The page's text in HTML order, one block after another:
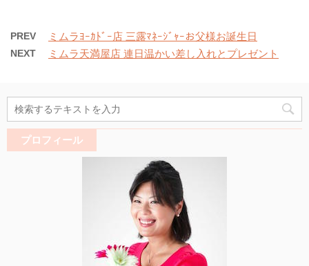
PREV ミムラﾖｰｶﾄﾞｰ店 三露ﾏﾈｰｼﾞｬｰお父様お誕生日
NEXT ミムラ天満屋店 連日温かい差し入れとプレゼント
プロフィール